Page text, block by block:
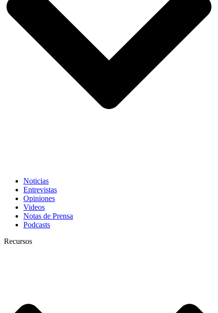
Noticias
Entrevistas
Opiniones
Videos
Notas de Prensa
Podcasts
Recursos